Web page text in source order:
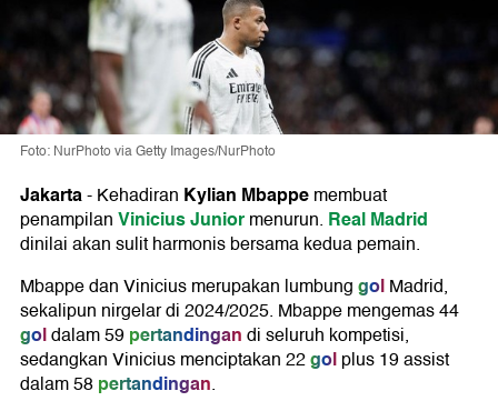
Foto: NurPhoto via Getty Images/NurPhoto
Jakarta-Kehadiran Kylian Mbappemembuat
penampilanVinicius Juniormenurun. Real Madrid
dinilai akan sulit harmonis bersama kedua pemain.
Mbappe dan Vinicius merupakan lumbunggolMadrid,
sekalipun nirgelar di 2024/2025. Mbappe mengemas 44
goldalam 59pertandingandi seluruh kompetisi,
sedangkan Vinicius menciptakan 22golplus 19 assist
dalam 58pertandingan.